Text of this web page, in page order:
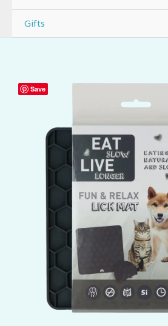
Gifts
Save
Eat
Slow
Honeycomb